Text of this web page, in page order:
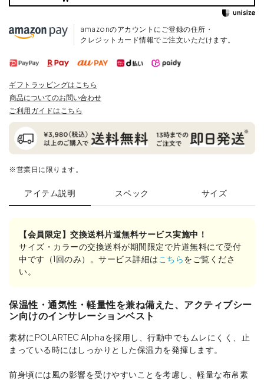
amazonのアカウントにご登録の住所・
クレジットカード情報でご注文いただけます。
ギフトラッピングはこちら
商品についてのお問い合わせ
ご利用ガイドはこちら
※営業日に限ります。
アイテム説明 スペック サイズ
【会員限定】交換送料片道無料サービス実施中！
サイズ・カラーの交換送料が期間限定で片道無料にて受付
中です（1回のみ）。サービス詳細は こちらをご覧くださ
い。
保温性・通気性・軽量性を兼ね備えた、アクティブシー
ン向けのインサレーションベスト
素材にPOLARTEC Alphaを採用し、行動中でもムレにくく、止
まっている時にはしっかりとした保温力を発揮します。
前身頃には風の影響を受けやすいことを考慮し、軽量な布帛素